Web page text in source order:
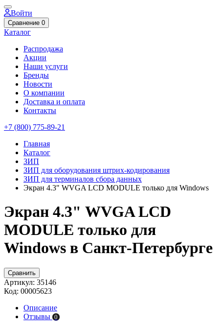
Войти
Сравнение 0
Каталог
Распродажа
Акции
Наши услуги
Бренды
Новости
О компании
Доставка и оплата
Контакты
+7 (800) 775-89-21
Главная
Каталог
ЗИП
ЗИП для оборудования штрих-кодирования
ЗИП для терминалов сбора данных
Экран 4.3" WVGA LCD MODULE только для Windows
Экран 4.3" WVGA LCD
MODULE только для
Windows в Санкт-Петербурге
Сравнить
Артикул: 35146
Код: 00005623
Описание
Отзывы 0